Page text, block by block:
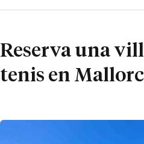
Reserva una
tenis en